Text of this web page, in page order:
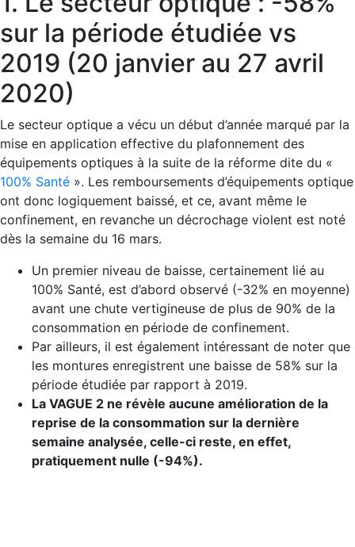
sur la période étudiée vs
2019 (20 janvier au 27 avril
2020)
Le secteur optique a vécu un début d’année marqué par la
mise en application effective du plafonnement des
équipements optiques à la suite de la réforme dite du «
100% Santé ». Les remboursements d’équipements optique
ont donc logiquement baissé, et ce, avant même le
confinement, en revanche un décrochage violent est noté
dès la semaine du 16 mars.
Un premier niveau de baisse, certainement lié au
100% Santé, est d’abord observé (-32% en moyenne)
avant une chute vertigineuse de plus de 90% de la
consommation en période de confinement.
Par ailleurs, il est également intéressant de noter que
les montures enregistrent une baisse de 58% sur la
période étudiée par rapport à 2019.
La VAGUE 2 ne révèle aucune amélioration de la
reprise de la consommation sur la dernière
semaine analysée, celle-ci reste, en effet,
pratiquement nulle (-94%).